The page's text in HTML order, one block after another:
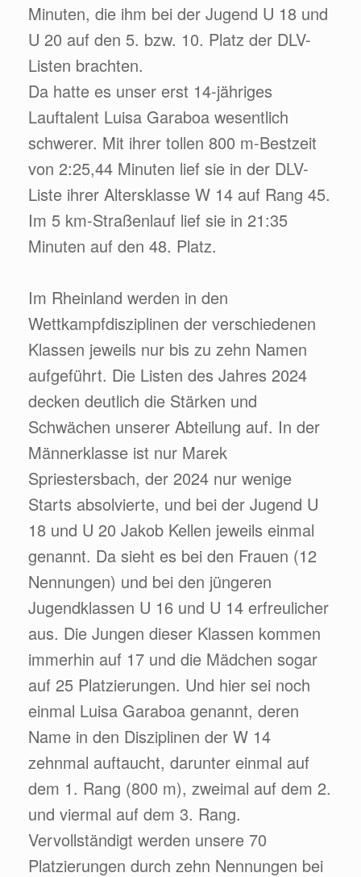
Minuten, die ihm bei der Jugend U 18 und
U 20 auf den 5. bzw. 10. Platz der DLV-
Listen brachten.
Da hatte es unser erst 14-jähriges
Lauftalent Luisa Garaboa wesentlich
schwerer. Mit ihrer tollen 800 m-Bestzeit
von 2:25,44 Minuten lief sie in der DLV-
Liste ihrer Altersklasse W 14 auf Rang 45.
Im 5 km-Straßenlauf lief sie in 21:35
Minuten auf den 48. Platz.
Im Rheinland werden in den
Wettkampfdisziplinen der verschiedenen
Klassen jeweils nur bis zu zehn Namen
aufgeführt. Die Listen des Jahres 2024
decken deutlich die Stärken und
Schwächen unserer Abteilung auf. In der
Männerklasse ist nur Marek
Spriestersbach, der 2024 nur wenige
Starts absolvierte, und bei der Jugend U
18 und U 20 Jakob Kellen jeweils einmal
genannt. Da sieht es bei den Frauen (12
Nennungen) und bei den jüngeren
Jugendklassen U 16 und U 14 erfreulicher
aus. Die Jungen dieser Klassen kommen
immerhin auf 17 und die Mädchen sogar
auf 25 Platzierungen. Und hier sei noch
einmal Luisa Garaboa genannt, deren
Name in den Disziplinen der W 14
zehnmal auftaucht, darunter einmal auf
dem 1. Rang (800 m), zweimal auf dem 2.
und viermal auf dem 3. Rang.
Vervollständigt werden unsere 70
Platzierungen durch zehn Nennungen bei